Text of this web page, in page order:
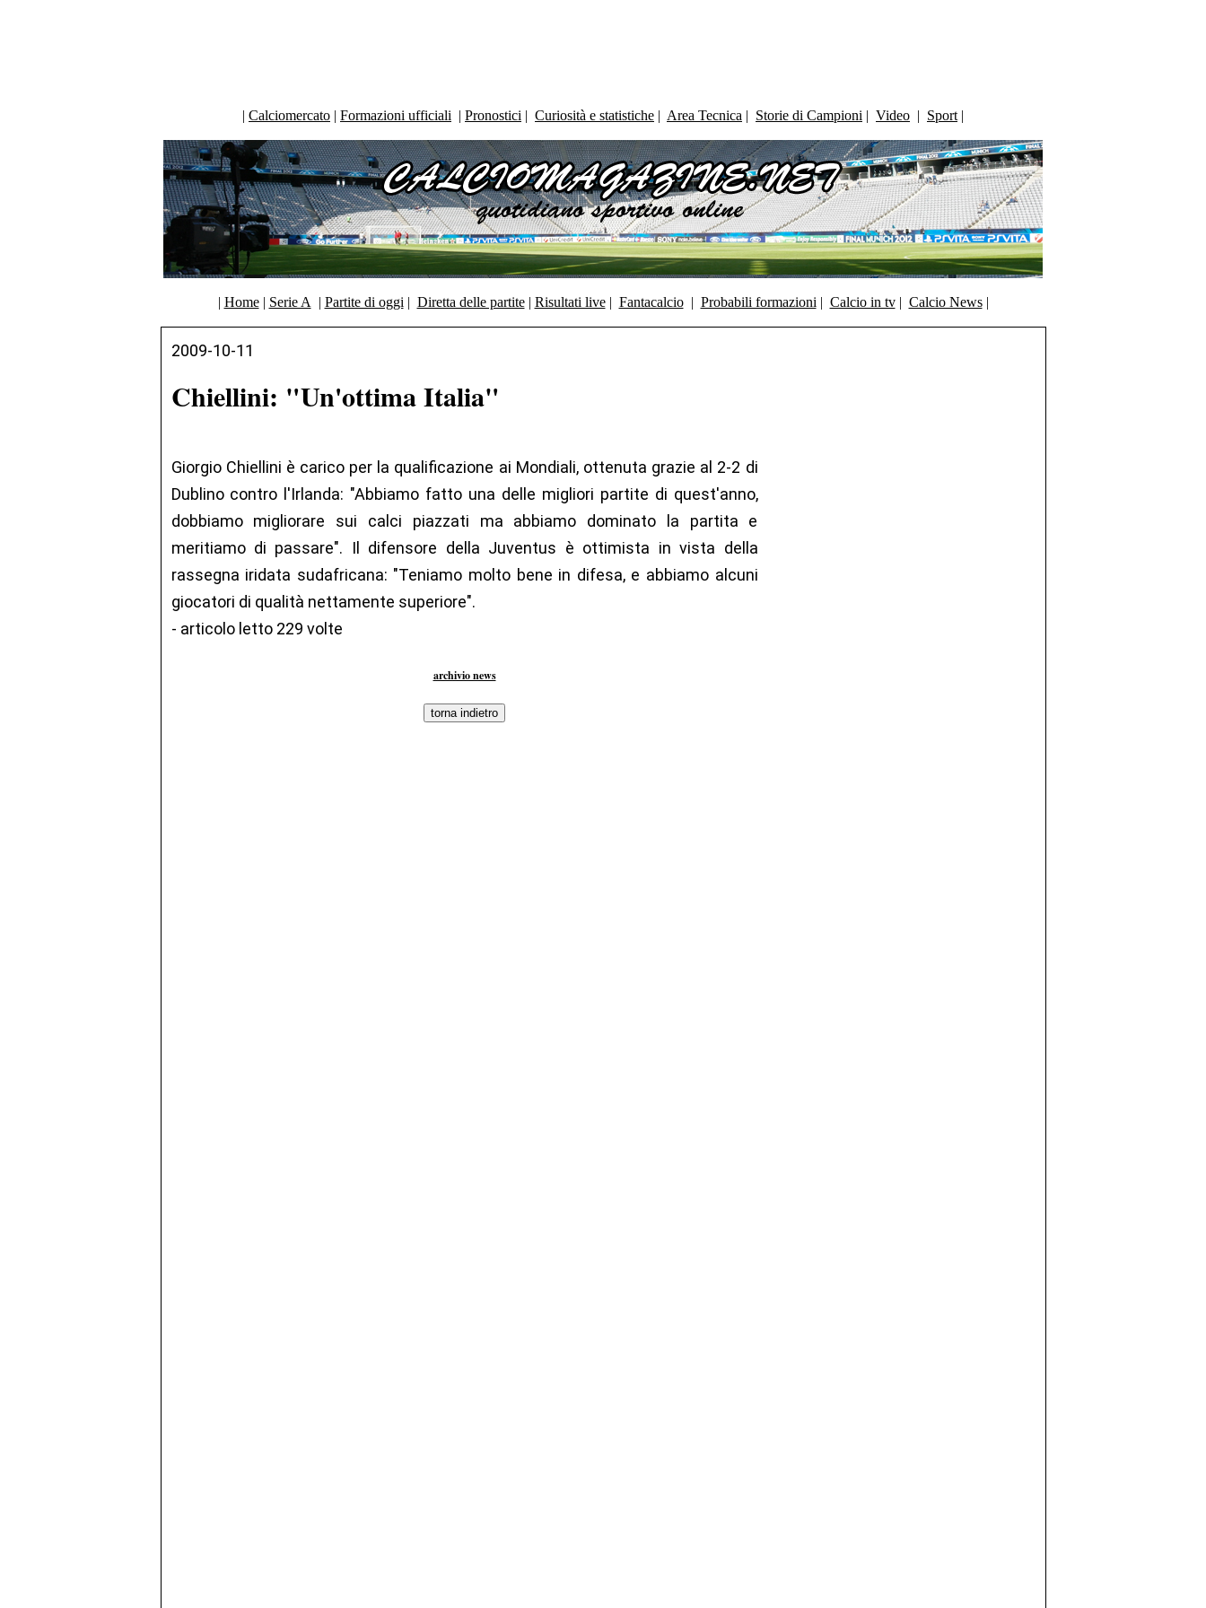
| Calciomercato | Formazioni ufficiali | Pronostici | Curiosità e statistiche | Area Tecnica | Storie di Campioni | Video | Sport |
| Home| Serie A | Partite di oggi | Diretta delle partite| Risultati live| Fantacalcio| Probabili formazioni | Calcio in tv| Calcio News|
2009-10-11
Chiellini: "Un'ottima Italia"
Giorgio Chiellini è carico per la qualificazione ai Mondiali, ottenuta grazie al 2-2 di
Dublino contro l'Irlanda: "Abbiamo fatto una delle migliori partite di quest'anno,
dobbiamo migliorare sui calci piazzati ma abbiamo dominato la partita e
meritiamo di passare". Il difensore della Juventus è ottimista in vista della
rassegna iridata sudafricana: "Teniamo molto bene in difesa, e abbiamo alcuni
giocatori di qualità nettamente superiore".
- articolo letto 229 volte
archivio news